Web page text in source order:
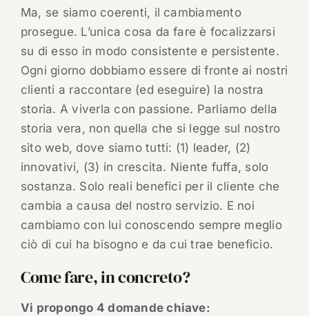
Ma, se siamo coerenti, il cambiamento
prosegue. L’unica cosa da fare è focalizzarsi
su di esso in modo consistente e persistente.
Ogni giorno dobbiamo essere di fronte ai nostri
clienti a raccontare (ed eseguire) la nostra
storia. A viverla con passione. Parliamo della
storia vera, non quella che si legge sul nostro
sito web, dove siamo tutti: (1) leader, (2)
innovativi, (3) in crescita. Niente fuffa, solo
sostanza. Solo reali benefici per il cliente che
cambia a causa del nostro servizio. E noi
cambiamo con lui conoscendo sempre meglio
ciò di cui ha bisogno e da cui trae beneficio.
Come fare, in concreto?
Vi propongo 4 domande chiave: